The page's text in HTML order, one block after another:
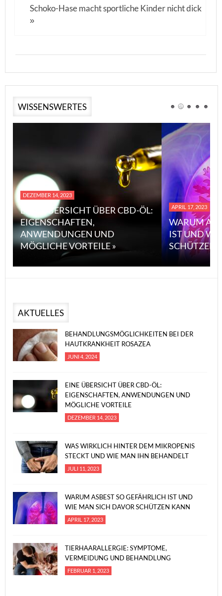
Schoko-Hase macht sportliche Kinder nicht dick
»
WISSENSWERTES
DEZEMBER 14, 2023
EINE ÜBERSICHT ÜBER CBD-ÖL:
EIGENSCHAFTEN,
ANWENDUNGEN UND
MÖGLICHE VORTEILE »
APRIL 17, 2023
WARUM
IST UND WIE
SCHÜTZEN
AKTUELLES
BEHANDLUNGSMÖGLICHKEITEN BEI DER
HAUTKRANKHEIT ROSAZEA
JUNI 4, 2024
EINE ÜBERSICHT ÜBER CBD-ÖL:
EIGENSCHAFTEN, ANWENDUNGEN UND
MÖGLICHE VORTEILE
DEZEMBER 14, 2023
WAS WIRKLICH HINTER DEM MIKROPENIS
STECKT UND WIE MAN IHN BEHANDELT
JULI 11, 2023
WARUM ASBEST SO GEFÄHRLICH IST UND
WIE MAN SICH DAVOR SCHÜTZEN KANN
APRIL 17, 2023
TIERHAARALLERGIE: SYMPTOME,
VERMEIDUNG UND BEHANDLUNG
FEBRUAR 1, 2023